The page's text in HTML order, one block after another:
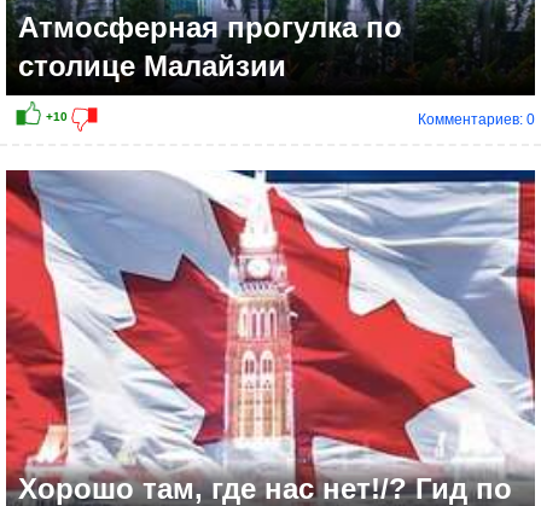
Атмосферная прогулка по
столице Малайзии
Комментариев: 0
Хорошо там, где нас нет!/? Гид по